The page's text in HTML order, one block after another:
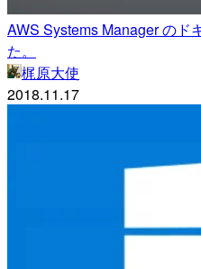
AWS Systems Manager のド
た。
梶原大使
2018.11.17